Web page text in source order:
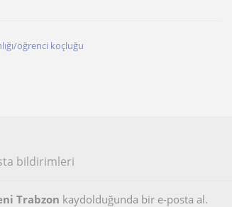
öğrenci koçluğu
bildirimleri
Trabzon kaydolduğunda bir e-posta al.